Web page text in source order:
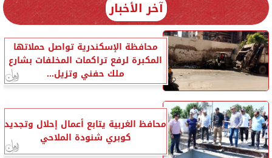
آخر الأخبار
محافظة الإسكندرية تواصل حملاتها
المكبرة لرفع تراكمات المخلفات بشارع
ملك حفني وتزيل...
محافظ الغربية يتابع أعمال إحلال وتجديد
كوبري شنودة الملاحي